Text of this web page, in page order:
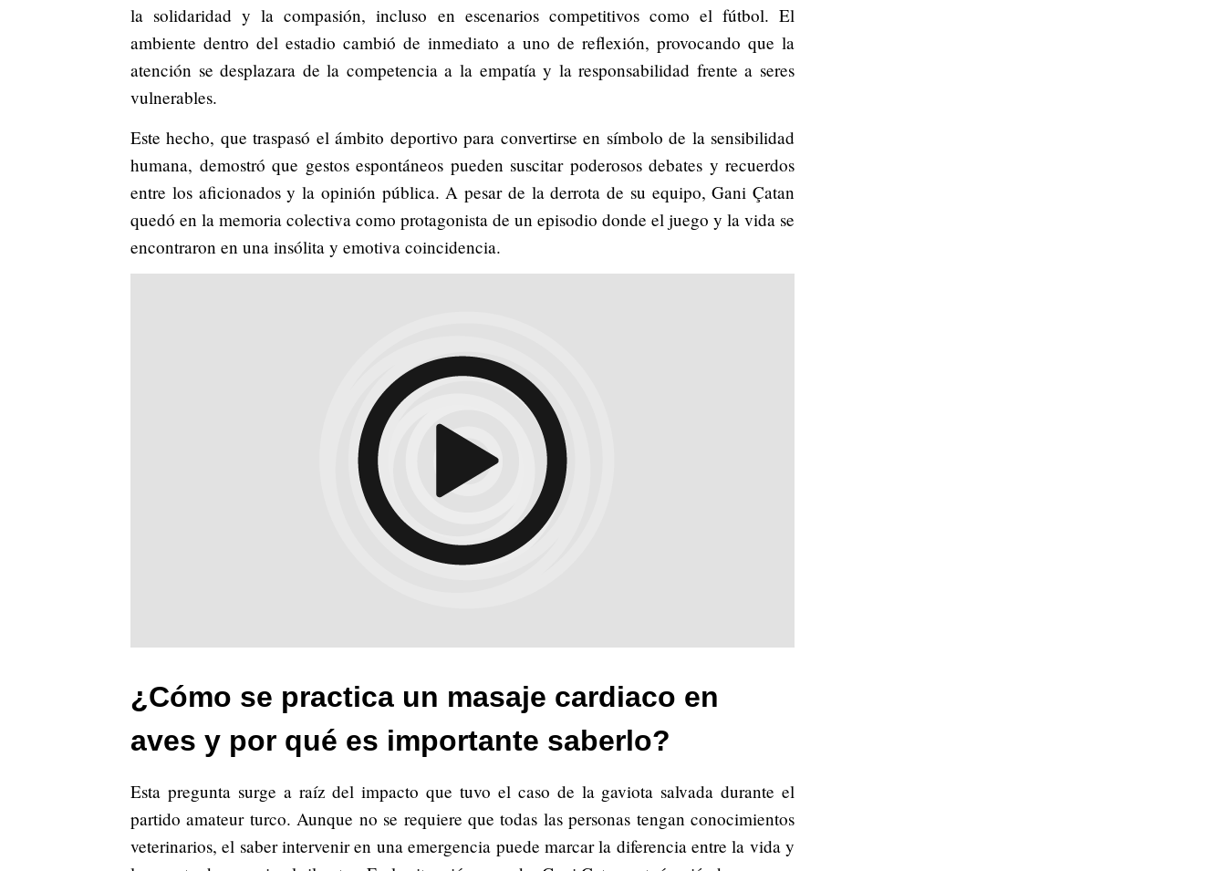
la solidaridad y la compasión, incluso en escenarios competitivos como el fútbol. El
ambiente dentro del estadio cambió de inmediato a uno de reflexión, provocando que la
atención se desplazara de la competencia a la empatía y la responsabilidad frente a seres
vulnerables.
Este hecho, que traspasó el ámbito deportivo para convertirse en símbolo de la sensibilidad
humana, demostró que gestos espontáneos pueden suscitar poderosos debates y recuerdos
entre los aficionados y la opinión pública. A pesar de la derrota de su equipo, Gani Çatan
quedó en la memoria colectiva como protagonista de un episodio donde el juego y la vida se
encontraron en una insólita y emotiva coincidencia.
¿Cómo se practica un masaje cardiaco en
aves y por qué es importante saberlo?
Esta pregunta surge a raíz del impacto que tuvo el caso de la gaviota salvada durante el
partido amateur turco. Aunque no se requiere que todas las personas tengan conocimientos
veterinarios, el saber intervenir en una emergencia puede marcar la diferencia entre la vida y